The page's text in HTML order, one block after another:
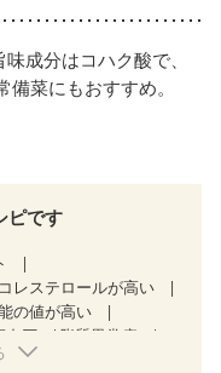
成分はコハク酸で、
菜にもおすすめ。
ピです
コレステロールが高い
の値が高い
血圧
脂質異常症